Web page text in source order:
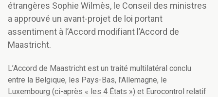
étrangères Sophie Wilmès, le Conseil des ministres
a approuvé un avant-projet de loi portant
assentiment à l’Accord modifiant l’Accord de
Maastricht.
L’Accord de Maastricht est un traité multilatéral conclu
entre la Belgique, les Pays-Bas, l'Allemagne, le
Luxembourg (ci-après « les 4 États ») et Eurocontrol relatif